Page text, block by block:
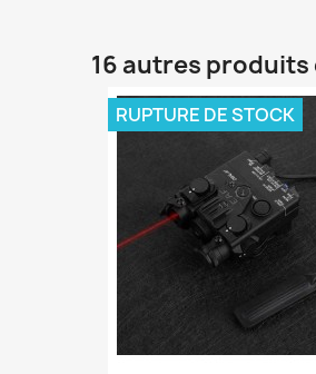
16 autres produits
RUPTURE DE STOCK